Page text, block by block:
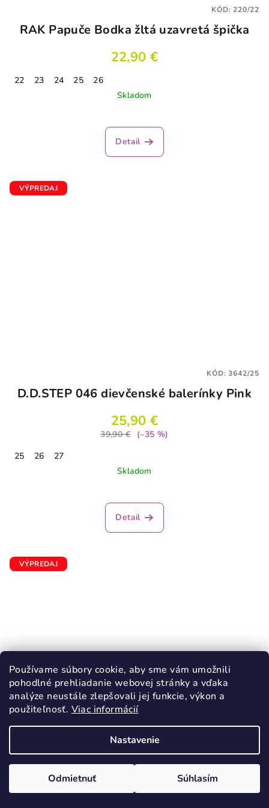
Používame súbory cookie, aby sme vám umožnili
pohodlné prehliadanie webovej stránky a vďaka
analýze neustále zlepšovali jej funkcie, výkon a
použiteľnosť. Viac informácií
Nastavenie
Odmietnuť Súhlasím
RAK Papuče Bodka žltá uzavretá špička
22,90 €
22 23 24 25
26
Skladom
hodnotenie
produktu
Detail
KÓD:220/22
VÝPREDAJ
D.D.STEP 046 dievčenské balerínky Pink
25,90 €
39,90 €
(–35 %)
25
26
27
Skladom
Detail
KÓD:3642/25
VÝPREDAJ
D.D.STEP 077 sandále dievčenské Pink
26,55 €
3666/30